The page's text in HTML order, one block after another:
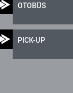
OTOBÜS
PICK-UP